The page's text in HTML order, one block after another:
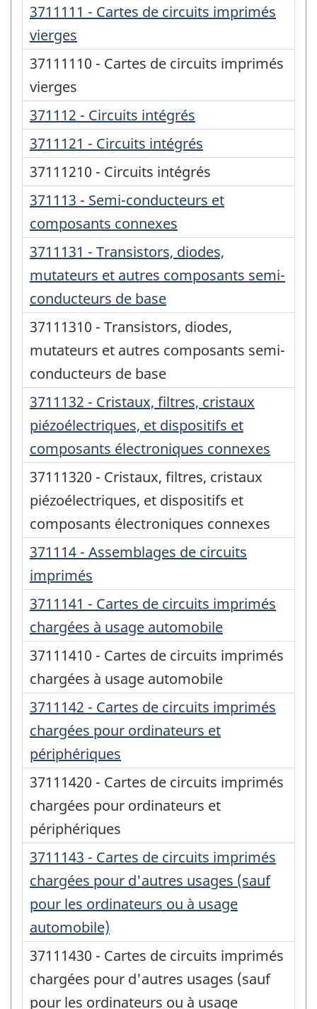
3711111 - Cartes de circuits imprimés
vierges
37111110 - Cartes de circuits imprimés
vierges
371112 - Circuits intégrés
3711121 - Circuits intégrés
37111210 - Circuits intégrés
371113 - Semi-conducteurs et
composants connexes
3711131 - Transistors, diodes,
mutateurs et autres composants semi-
conducteurs de base
37111310 - Transistors, diodes,
mutateurs et autres composants semi-
conducteurs de base
3711132 - Cristaux, filtres, cristaux
piézoélectriques, et dispositifs et
composants électroniques connexes
37111320 - Cristaux, filtres, cristaux
piézoélectriques, et dispositifs et
composants électroniques connexes
371114 - Assemblages de circuits
imprimés
3711141 - Cartes de circuits imprimés
chargées à usage automobile
37111410 - Cartes de circuits imprimés
chargées à usage automobile
3711142 - Cartes de circuits imprimés
chargées pour ordinateurs et
périphériques
37111420 - Cartes de circuits imprimés
chargées pour ordinateurs et
périphériques
3711143 - Cartes de circuits imprimés
chargées pour d'autres usages (sauf
pour les ordinateurs ou à usage
automobile)
37111430 - Cartes de circuits imprimés
chargées pour d'autres usages (sauf
pour les ordinateurs ou à usage